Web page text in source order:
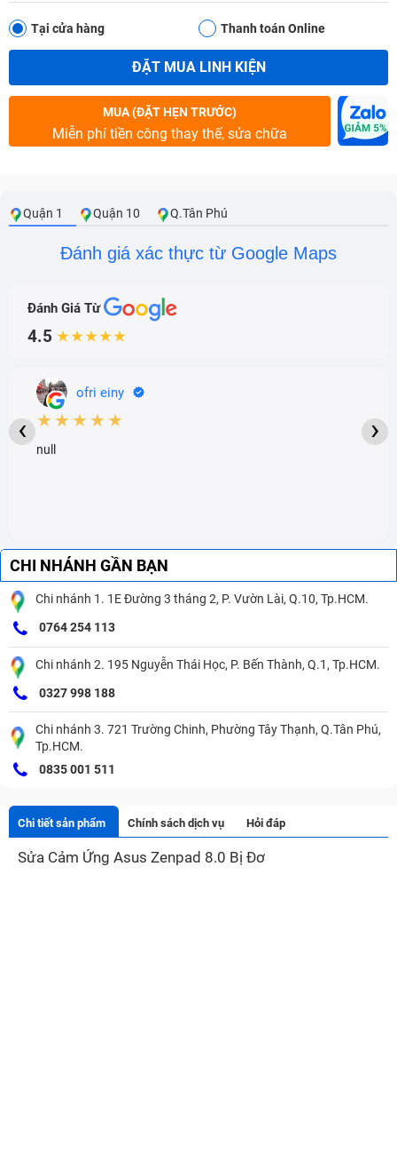
Tại cửa hàng Thanh toán Online
ĐẶT MUA LINH KIỆN
MUA (ĐẶT HẸN TRƯỚC)
Miễn phí tiền công thay thế, sửa chữa
Quận 1 Quận 10 Q.Tân Phú
Đánh giá xác thực từ Google Maps
Đánh Giá Từ
4.5 ★★★★★
ofri einy
★★★★★
null
‹ ›
CHI NHÁNH GẦN BẠN
Chi nhánh 1. 1E Đường 3 tháng 2, P. Vườn Lài, Q.10, Tp.HCM.
0764 254 113
Chi nhánh 2. 195 Nguyễn Thái Học, P. Bến Thành, Q.1, Tp.HCM.
0327 998 188
Chi nhánh 3. 721 Trường Chinh, Phường Tây Thạnh, Q.Tân Phú,
Tp.HCM.
0835 001 511
Chi tiết sản phẩm Chính sách dịch vụ Hỏi đáp
Sửa Cảm Ứng Asus Zenpad 8.0 Bị Đơ